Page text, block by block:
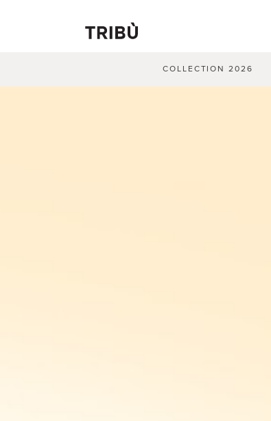
COLLECTION 2026